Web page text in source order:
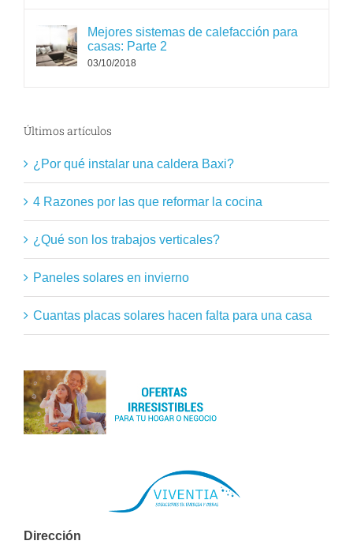
Mejores sistemas de calefacción para
casas: Parte 2
03/10/2018
Últimos artículos
¿Por qué instalar una caldera Baxi?
4 Razones por las que reformar la cocina
¿Qué son los trabajos verticales?
Paneles solares en invierno
Cuantas placas solares hacen falta para una casa
Dirección